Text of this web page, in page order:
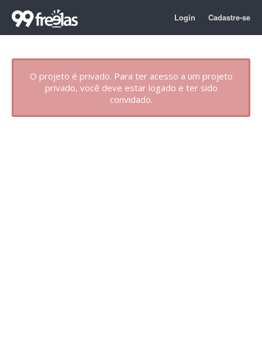
Login Cadastre-se
O projeto é privado. Para ter acesso a um projeto
privado, você deve estar logado e ter sido
convidado.